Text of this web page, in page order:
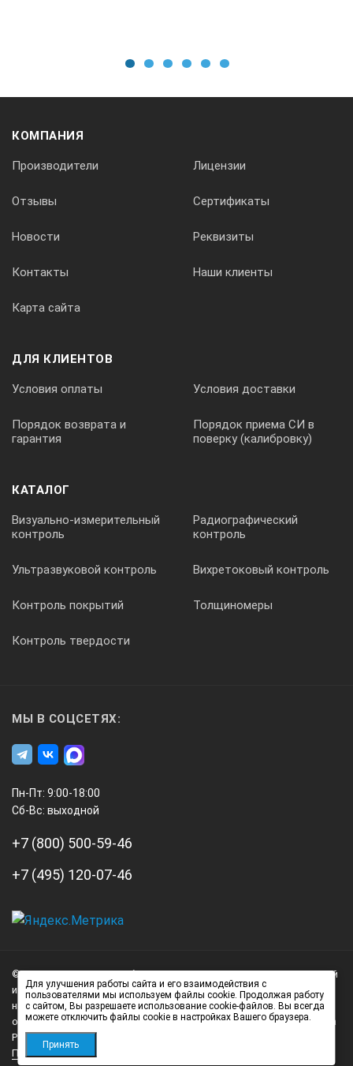
КОМПАНИЯ
Производители Лицензии
Отзывы Сертификаты
Новости Реквизиты
Контакты Наши клиенты
Карта сайта
ДЛЯ КЛИЕНТОВ
Условия оплаты Условия доставки
Порядок возврата и
гарантия
Порядок приема СИ в
поверку (калибровку)
КАТАЛОГ
Визуально-измерительный
контроль
Радиографический
контроль
Ультразвуковой контроль Вихретоковый контроль
Контроль покрытий Толщиномеры
Контроль твердости
МЫ В СОЦСЕТЯХ:
Пн-Пт: 9:00-18:00
Сб-Вс: выходной
+7 (800) 500-59-46
+7 (495) 120-07-46
Нагорный
проезд
д.7
стр.
© 2026 А3 Инжиниринг Обращаем Ваше внимание на то, что данный
интернет-сайт носит исключительно информационный характер и
ни при каких условиях не является публичной офертой,
определяемой положениями статьи 437 (2) Гражданского кодекса
Российской Федерации.
Политика обработки персональных данных
Для улучшения работы сайта и его взаимодействия с
пользователями мы используем файлы cookie. Продолжая работу
с сайтом, Вы разрешаете использование cookie-файлов. Вы всегда
можете отключить файлы cookie в настройках Вашего браузера.
Принять